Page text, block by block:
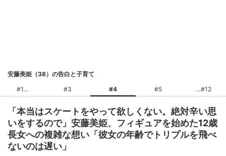
安藤美姫（38）の告白と子育て
#1
#3 #4 #5 #12
「本当はスケートをやって欲しくない。絶対辛い思
いをするので」安藤美姫、フィギュアを始めた12歳
長女への複雑な想い「彼女の年齢でトリプルを飛べ
ないのは遅い」